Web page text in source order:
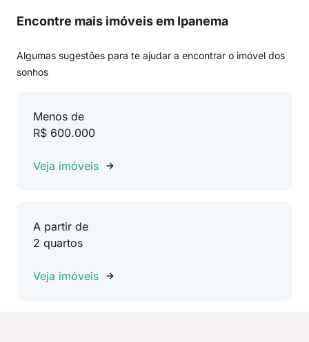
Encontre mais imóveis em Ipanema
Algumas sugestões para te ajudar a encontrar o imóvel dos
sonhos
Menos de
R$ 600.000
Veja imóveis
A partir de
2 quartos
Veja imóveis